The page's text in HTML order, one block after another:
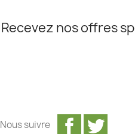
Recevez nos offres
Facebook
Nous suivre